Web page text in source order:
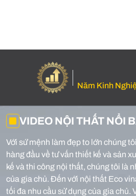
Năm Kinh
VIDEO NỘI THẤT NỔI
Với sứ mệnh làm đẹp to lớn chúng
hàng đầu về tư vấn thiết kế và sản
kế và thi công nội thất, chúng tôi là
của gia chủ. Đến với nội thất Eco
tối đa nhu cầu sử dụng của gia chủ.